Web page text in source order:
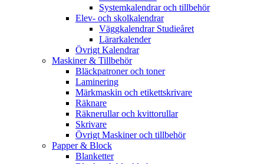
Systemkalendrar och tillbehör
Elev- och skolkalendrar
Väggkalendrar Studieåret
Lärarkalender
Övrigt Kalendrar
Maskiner & Tillbehör
Bläckpatroner och toner
Laminering
Märkmaskin och etikettskrivare
Räknare
Räknerullar och kvittorullar
Skrivare
Övrigt Maskiner och tillbehör
Papper & Block
Blanketter